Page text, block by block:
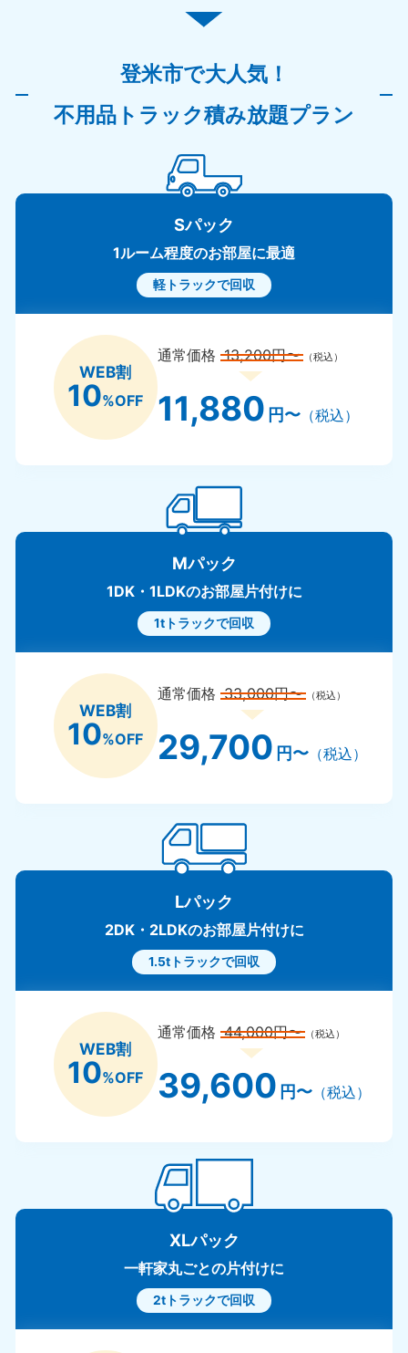
登米市で大人気！
不用品トラック積み放題プラン
Sパック
1ルーム程度のお部屋に最適
軽トラックで回収
WEB割
10%OFF
通常価格13,200円〜 （税込）
11,880 円〜（税込）
Mパック
1DK・1LDKのお部屋片付けに
1tトラックで回収
WEB割
10%OFF
通常価格33,000円〜 （税込）
29,700 円〜（税込）
Lパック
2DK・2LDKのお部屋片付けに
1.5tトラックで回収
WEB割
10%OFF
通常価格44,000円〜 （税込）
39,600 円〜（税込）
XLパック
一軒家丸ごとの片付けに
2tトラックで回収